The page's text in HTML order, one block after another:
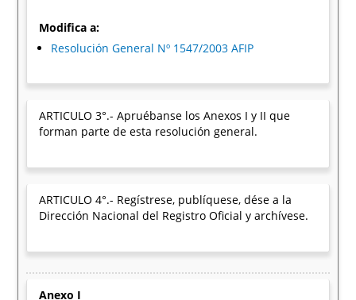
Modifica a:
Resolución General Nº 1547/2003 AFIP
ARTICULO 3°.- Apruébanse los Anexos I y II que
forman parte de esta resolución general.
ARTICULO 4°.- Regístrese, publíquese, dése a la
Dirección Nacional del Registro Oficial y archívese.
Anexo I